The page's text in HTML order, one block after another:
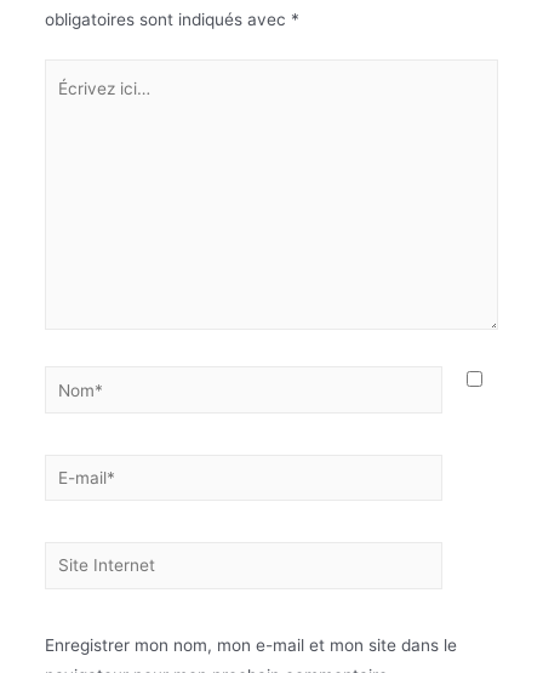
obligatoires sont indiqués avec *
Enregistrer mon nom, mon e-mail et mon site dans le